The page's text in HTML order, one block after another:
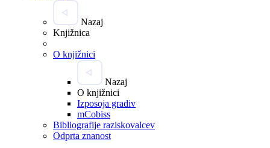
Nazaj
Knjižnica
O knjižnici
Nazaj
O knjižnici
Izposoja gradiv
mCobiss
Bibliografije raziskovalcev
Odprta znanost